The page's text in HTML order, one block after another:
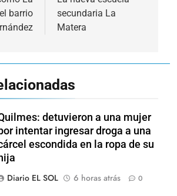
barrio
secundaria La
Matera
detuvieron a una mujer
intentar ingresar droga a una
escondida en la ropa de su
hija
Diario EL SOL
6 horas atrás 0